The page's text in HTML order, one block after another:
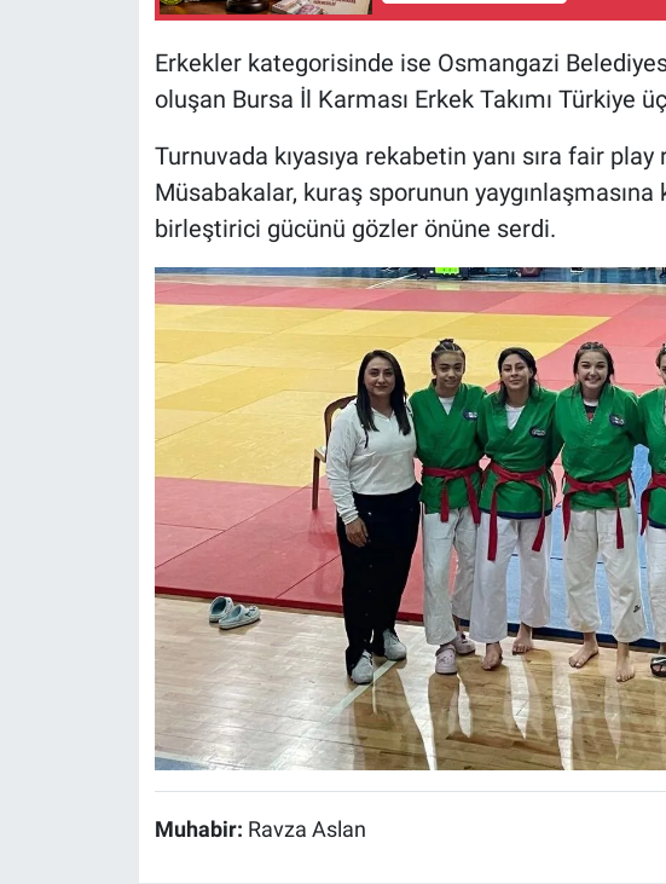
Erkekler kategorisinde ise Osmangazi
oluşan Bursa İl Karması Erkek Takımı Türkiye
Turnuvada kıyasıya rekabetin yanı sıra fair play
Müsabakalar, kuraş sporunun yaygınlaşmasına
birleştirici gücünü gözler önüne serdi.
Muhabir: Ravza Aslan